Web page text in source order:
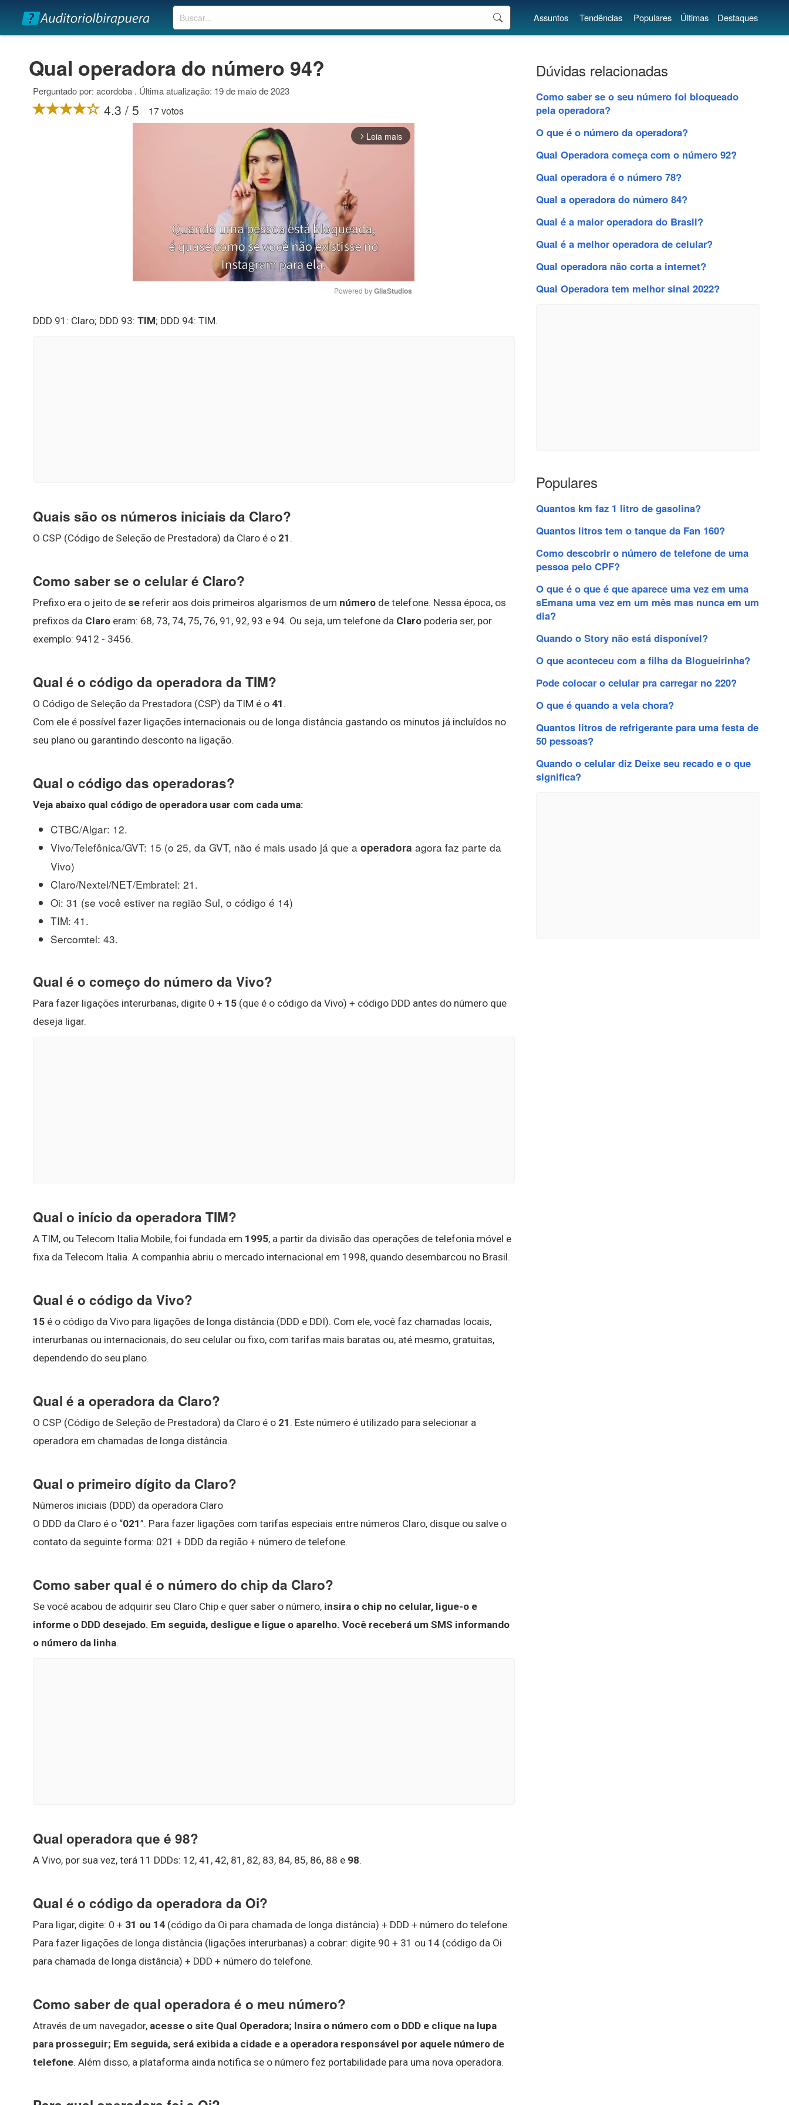
Buscar Assuntos Tendências Populares Últimas Destaques
Qual operadora do número 94?
Perguntado por: acordoba . Última atualização: 19 de maio de 2023
4.3 / 5 17 votos
arrow_forward_ios Leia mais
Powered by GliaStudios
DDD 91: Claro; DDD 93: TIM; DDD 94: TIM.
Quais são os números iniciais da Claro?
O CSP (Código de Seleção de Prestadora) da Claro é o 21 .
Como saber se o celular é Claro?
Prefixo era o jeito de se referir aos dois primeiros algarismos de um número de telefone. Nessa época, os
prefixos da Claro eram: 68, 73, 74, 75, 76, 91, 92, 93 e 94. Ou seja, um telefone da Claro poderia ser, por
exemplo: 9412 - 3456.
Qual é o código da operadora da TIM?
O Código de Seleção da Prestadora (CSP) da TIM é o 41 .
Com ele é possível fazer ligações internacionais ou de longa distância gastando os minutos já incluídos no
seu plano ou garantindo desconto na ligação.
Qual o código das operadoras?
Veja abaixo qual código de operadora usar com cada uma:
CTBC/Algar: 12.
Vivo/Telefônica/GVT: 15 (o 25, da GVT, não é mais usado já que a operadora agora faz parte da
Vivo)
Claro/Nextel/NET/Embratel: 21.
Oi: 31 (se você estiver na região Sul, o código é 14)
TIM: 41.
Sercomtel: 43.
Qual é o começo do número da Vivo?
Para fazer ligações interurbanas, digite 0 + 15 (que é o código da Vivo) + código DDD antes do número que
deseja ligar.
Qual o início da operadora TIM?
A TIM, ou Telecom Italia Mobile, foi fundada em 1995, a partir da divisão das operações de telefonia móvel e
fixa da Telecom Italia. A companhia abriu o mercado internacional em 1998, quando desembarcou no Brasil.
Qual é o código da Vivo?
15 é o código da Vivo para ligações de longa distância (DDD e DDI). Com ele, você faz chamadas locais,
interurbanas ou internacionais, do seu celular ou fixo, com tarifas mais baratas ou, até mesmo, gratuitas,
dependendo do seu plano.
Qual é a operadora da Claro?
O CSP (Código de Seleção de Prestadora) da Claro é o 21 . Este número é utilizado para selecionar a
operadora em chamadas de longa distância.
Qual o primeiro dígito da Claro?
Números iniciais (DDD) da operadora Claro
O DDD da Claro é o “021”. Para fazer ligações com tarifas especiais entre números Claro, disque ou salve o
contato da seguinte forma: 021 + DDD da região + número de telefone.
Como saber qual é o número do chip da Claro?
Se você acabou de adquirir seu Claro Chip e quer saber o número, insira o chip no celular, ligue-o e
informe o DDD desejado. Em seguida, desligue e ligue o aparelho. Você receberá um SMS informando
o número da linha.
Qual operadora que é 98?
A Vivo, por sua vez, terá 11 DDDs: 12, 41, 42, 81, 82, 83, 84, 85, 86, 88 e 98.
Qual é o código da operadora da Oi?
Para ligar, digite: 0 + 31 ou 14 (código da Oi para chamada de longa distância) + DDD + número do telefone.
Para fazer ligações de longa distância (ligações interurbanas) a cobrar: digite 90 + 31 ou 14 (código da Oi
para chamada de longa distância) + DDD + número do telefone.
Como saber de qual operadora é o meu número?
Através de um navegador, acesse o site Qual Operadora; Insira o número com o DDD e clique na lupa
para prosseguir; Em seguida, será exibida a cidade e a operadora responsável por aquele número de
telefone. Além disso, a plataforma ainda notifica se o número fez portabilidade para uma nova operadora.
Dúvidas relacionadas
Como saber se o seu número foi bloqueado
pela operadora?
O que é o número da operadora?
Qual Operadora começa com o número 92?
Qual operadora é o número 78?
Qual a operadora do número 84?
Qual é a maior operadora do Brasil?
Qual é a melhor operadora de celular?
Qual operadora não corta a internet?
Qual Operadora tem melhor sinal 2022?
Populares
Quantos km faz 1 litro de gasolina?
Quantos litros tem o tanque da Fan 160?
Como descobrir o número de telefone de uma
pessoa pelo CPF?
O que é o que é que aparece uma vez em uma
sEmana uma vez em um mês mas nunca em um
dia?
Quando o Story não está disponível?
O que aconteceu com a filha da Blogueirinha?
Pode colocar o celular pra carregar no 220?
O que é quando a vela chora?
Quantos litros de refrigerante para uma festa de
50 pessoas?
Quando o celular diz Deixe seu recado e o que
significa?